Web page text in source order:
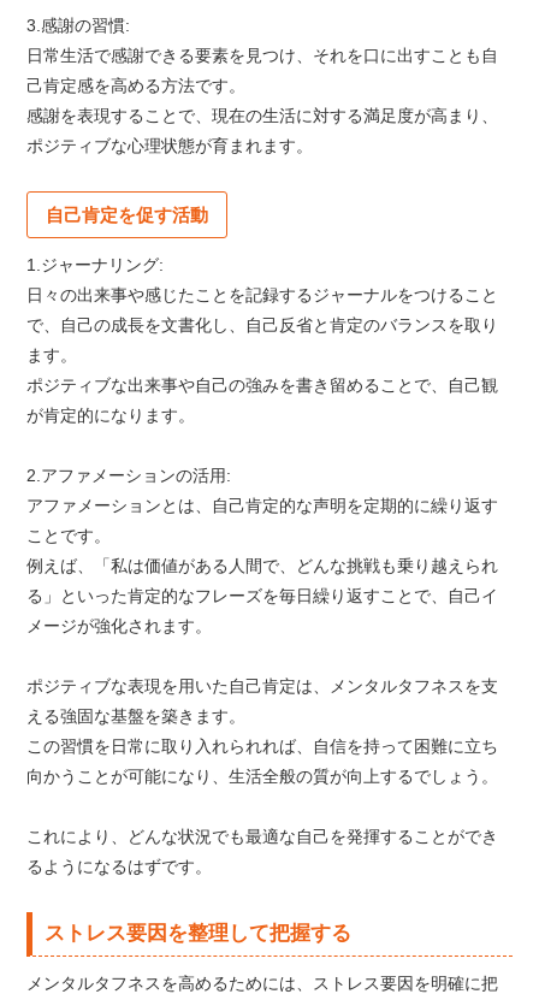
3.感謝の習慣:
日常生活で感謝できる要素を見つけ、それを口に出すことも自
己肯定感を高める方法です。
感謝を表現することで、現在の生活に対する満足度が高まり、
ポジティブな心理状態が育まれます。
自己肯定を促す活動
1.ジャーナリング:
日々の出来事や感じたことを記録するジャーナルをつけること
で、自己の成長を文書化し、自己反省と肯定のバランスを取り
ます。
ポジティブな出来事や自己の強みを書き留めることで、自己観
が肯定的になります。
2.アファメーションの活用:
アファメーションとは、自己肯定的な声明を定期的に繰り返す
ことです。
例えば、「私は価値がある人間で、どんな挑戦も乗り越えられ
る」といった肯定的なフレーズを毎日繰り返すことで、自己イ
メージが強化されます。
ポジティブな表現を用いた自己肯定は、メンタルタフネスを支
える強固な基盤を築きます。
この習慣を日常に取り入れられれば、自信を持って困難に立ち
向かうことが可能になり、生活全般の質が向上するでしょう。
これにより、どんな状況でも最適な自己を発揮することができ
るようになるはずです。
ストレス要因を整理して把握する
メンタルタフネスを高めるためには、ストレス要因を明確に把